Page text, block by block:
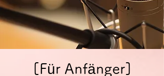
[Für Anfänger]